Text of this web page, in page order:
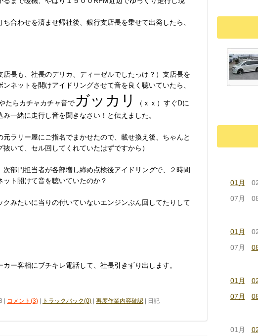
合わせを済ませ帰社後、銀行支店長を乗せて出発したら、
店長も、社長のデリカ、ディーゼルでしたっけ？）支店長を
ネットを開けアイドリングさせて音を良く聴いていたら、
たらカチャカチャ音でガッカリ
（ｘｘ）すぐDに
一緒に走行し音を聞きなさい！と伝えました。
元ラリー屋にご指名でまかせたので、載せ換え後、ちゃんと
いて、セル回してくれていたはずですから）
次部門担当者が各部増し締め点検後アイドリングで、２時間
ット開けて音を聴いていたのか？
クみたいに当りの付いていないエンジンぶん回してたりして
カー客相にブチキレ電話して、社長引きずり出します。
| コメント(3) トラックバック(0) 再度作業内容確認 | 日記
01月
07月
01月
07月
01月
07月
01月